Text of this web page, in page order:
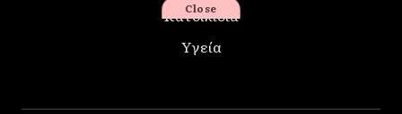
Κατοικίδια
Υγεία
Close